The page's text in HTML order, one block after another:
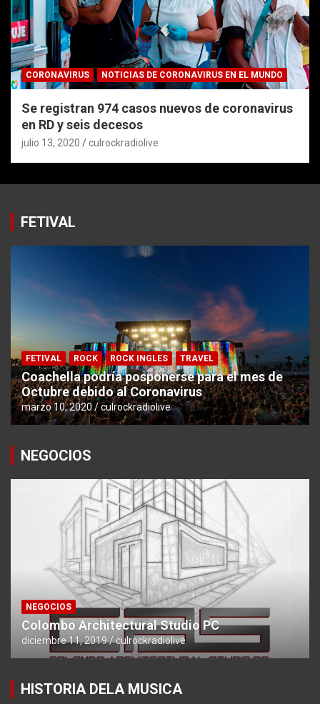
CORONAVIRUS NOTICIAS DE CORONAVIRUS EN EL MUNDO
Se registran 974 casos nuevos de coronavirus
en RD y seis decesos
julio 13, 2020 culrockradiolive
FETIVAL
FETIVAL ROCK ROCK INGLES TRAVEL
Coachella podría posponerse para el mes de
Octubre debido al Coronavirus
marzo 10, 2020 culrockradiolive
NEGOCIOS
NEGOCIOS
Colombo Architectural Studio PC
diciembre 11, 2019 culrockradiolive
HISTORIA DELA MUSICA